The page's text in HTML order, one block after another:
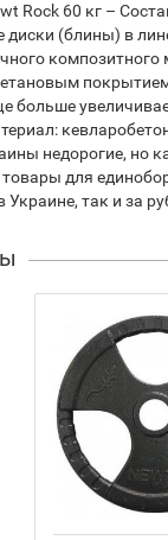
Rock 60 кг –
(блины) в
больше
недорогие, но
для
Украине, так и за